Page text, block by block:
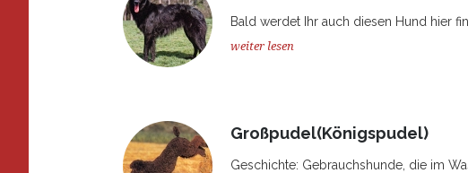
Bald werdet Ihr auch diesen Hund hier
weiter lesen
Großpudel(Königspudel)
Geschichte: Gebrauchshunde, die im